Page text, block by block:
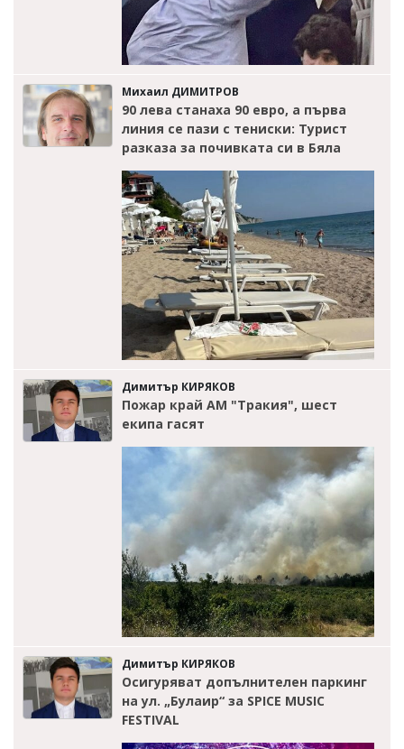
Михаил ДИМИТРОВ
90 лева станаха 90 евро, а първа
линия се пази с тениски: Турист
разказа за почивката си в Бяла
Димитър КИРЯКОВ
Пожар край АМ "Тракия", шест
екипа гасят
Димитър КИРЯКОВ
Осигуряват допълнителен паркинг
на ул. „Булаир“ за SPICE MUSIC
FESTIVAL